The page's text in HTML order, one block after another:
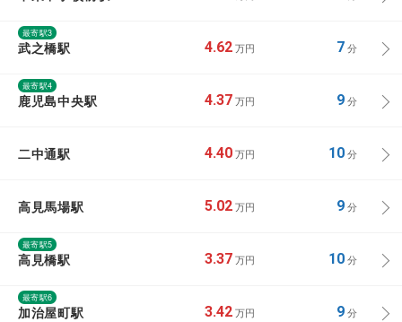
最寄駅3
武之橋駅 4.62 万円 7分
最寄駅4
鹿児島中央駅 4.37 万円 9分
二中通駅 4.40 万円 10分
高見馬場駅 5.02 万円 9分
最寄駅5
高見橋駅 3.37 万円 10分
最寄駅6
加治屋町駅 3.42 万円 9分